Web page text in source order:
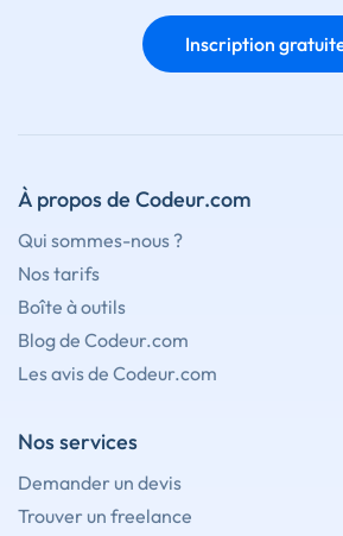
Inscription
À propos de Codeur.com
Qui sommes-nous ?
Nos tarifs
Boîte à outils
Blog de Codeur.com
Les avis de Codeur.com
Nos services
Demander un devis
Trouver un freelance